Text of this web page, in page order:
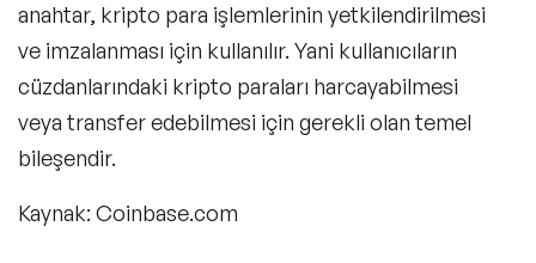
anahtar, kripto para işlemlerinin yetkilendirilmesi
ve imzalanması için kullanılır. Yani kullanıcıların
cüzdanlarındaki kripto paraları harcayabilmesi
veya transfer edebilmesi için gerekli olan temel
bileşendir.
Kaynak: Coinbase.com